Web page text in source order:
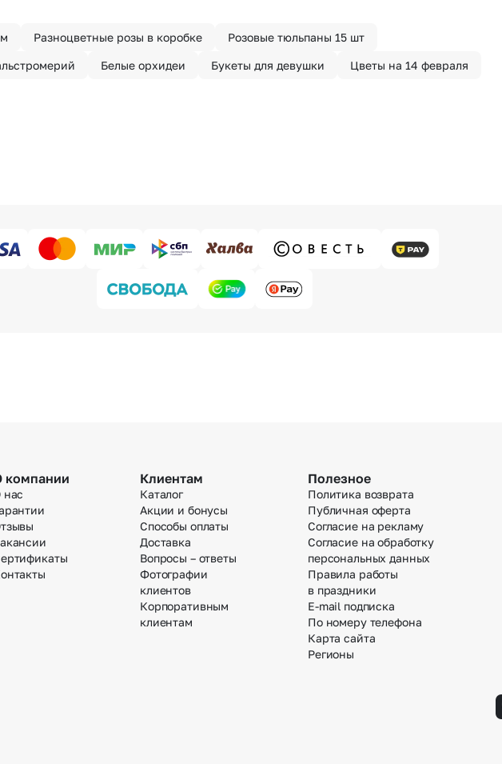
Разноцветные розы в коробке Розовые тюльпаны 15 шт
Белые орхидеи Букеты для девушки Цветы на 14 февраля
компании
нас
Клиентам
Каталог
Акции и бонусы
Способы оплаты
Доставка
Вопросы – ответы
Фотографии
клиентов
Корпоративным
клиентам
Полезное
Политика возврата
Публичная оферта
Согласие на рекламу
Согласие на обработку
персональных данных
Правила работы
в праздники
E-mail подписка
По номеру телефона
Карта сайта
Регионы